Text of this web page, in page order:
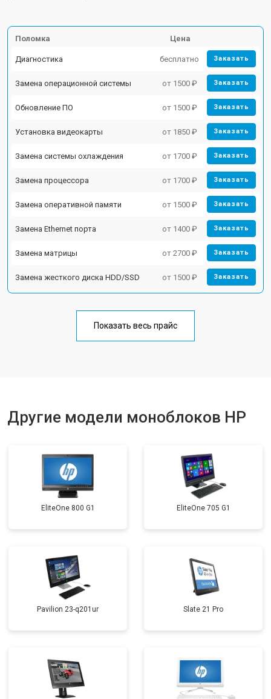
Поломка Цена
Диагностика бесплатно Заказать
Замена операционной системы от 1500 ₽ Заказать
Обновление ПО от 1500 ₽ Заказать
Установка видеокарты от 1850 ₽ Заказать
Замена системы охлаждения от 1700 ₽ Заказать
Замена процессора от 1700 ₽ Заказать
Замена оперативной памяти от 1500 ₽ Заказать
Замена Ethernet порта от 1400 ₽ Заказать
Замена матрицы от 2700 ₽ Заказать
Замена жесткого диска HDD/SSD от 1500 ₽ Заказать
Показать весь прайс
Другие модели моноблоков HP
EliteOne 800 G1 EliteOne 705 G1
Pavilion 23-q201ur Slate 21 Pro